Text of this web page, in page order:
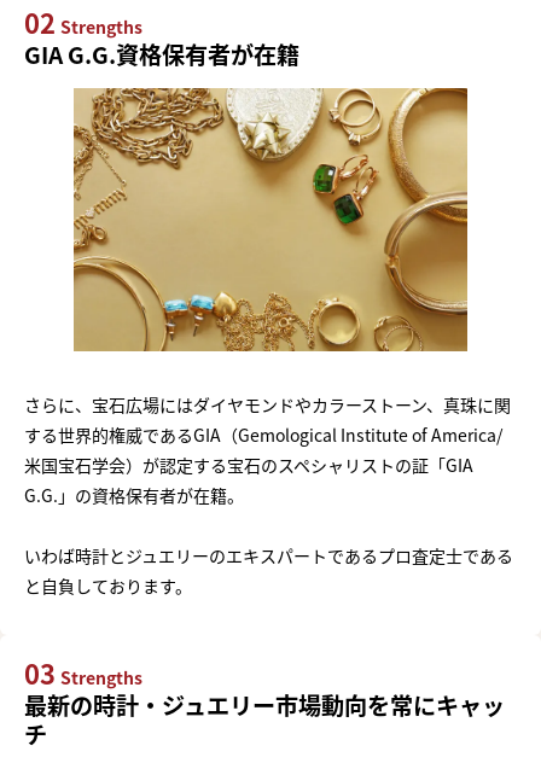
02 Strengths
GIA G.G.資格保有者が在籍
さらに、宝石広場にはダイヤモンドやカラーストーン、真珠に関
する世界的権威であるGIA（Gemological Institute of America/
米国宝石学会）が認定する宝石のスペシャリストの証「GIA
G.G.」の資格保有者が在籍。
いわば時計とジュエリーのエキスパートであるプロ査定士である
と自負しております。
03 Strengths
最新の時計・ジュエリー市場動向を常にキャッ
チ